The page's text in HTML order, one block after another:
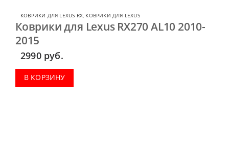
КОВРИКИ ДЛЯ LEXUS RX, КОВРИКИ ДЛЯ LEXUS
Коврики для Lexus RX270 AL10 2010-
2015
2990 руб.
В КОРЗИНУ